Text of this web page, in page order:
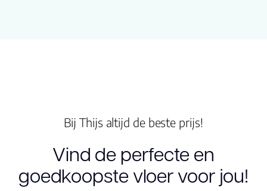
Bij Thijs altijd de beste prijs!
Vind de perfecte en
goedkoopste vloer voor jou!